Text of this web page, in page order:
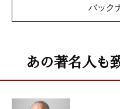
大友育美（薬膳料理家）バック
あの著名人も